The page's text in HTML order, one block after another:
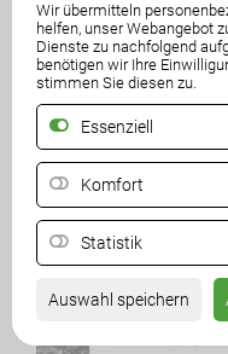
Wir übermitteln
helfen, unser Webangebot
Dienste zu nachfolgend
benötigen wir Ihre
stimmen Sie diesen zu.
Essenziell
Komfort
Statistik
Auswahl speichern